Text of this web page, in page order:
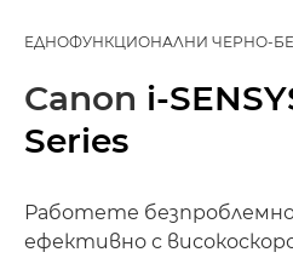
ЕДНОФУНКЦИОНАЛНИ ЧЕРНО-
Canon i-
Series
Работете
ефективно с